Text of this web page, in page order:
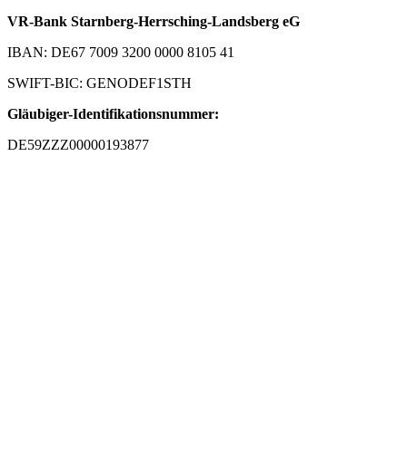
VR-Bank Starnberg-Herrsching-Landsberg eG
IBAN: DE67 7009 3200 0000 8105 41
SWIFT-BIC: GENODEF1STH
Gläubiger-Identifikationsnummer:
DE59ZZZ00000193877